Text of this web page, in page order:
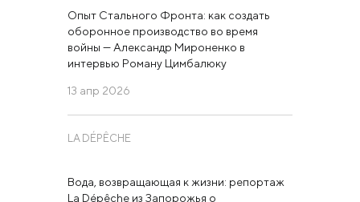
Опыт Стального Фронта: как создать
оборонное производство во время
войны — Александр Мироненко в
интервью Роману Цимбалюку
13 апр 2026
LA DÉPÊCHE
Вода, возвращающая к жизни: репортаж
La Dépêche из Запорожья о